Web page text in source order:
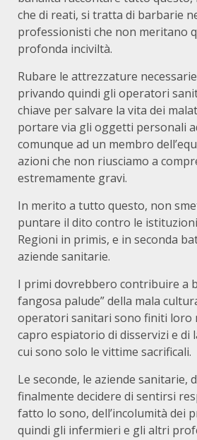
che di reati, si tratta di barbarie
professionisti che non meritano
profonda inciviltà.
Rubare le attrezzature
privando quindi gli operatori
chiave per salvare la vita dei
portare via gli oggetti personali
comunque ad un membro
azioni che non riusciamo a
estremamente gravi.
In merito a tutto questo, non
puntare il dito contro le
Regioni in primis, e in seconda
aziende sanitarie.
I primi dovrebbero contribuire a
fangosa palude” della mala
operatori sanitari sono finiti loro
capro espiatorio di disservizi e di
cui sono solo le vittime sacrificali.
Le seconde, le aziende sanitarie,
finalmente decidere di sentirsi
fatto lo sono, dell’incolumità dei
quindi gli infermieri e gli altri